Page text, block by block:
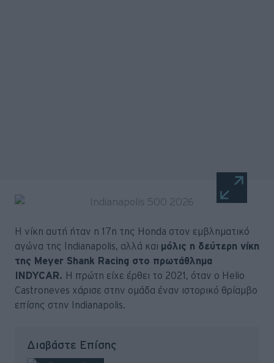
Η νίκη αυτή ήταν η 17η της Honda στον εμβληματικό
αγώνα της Indianapolis, αλλά και μόλις η δεύτερη νίκη
της Meyer Shank Racing στο πρωτάθλημα
INDYCAR. Η πρώτη είχε έρθει το 2021, όταν ο Helio
Castroneves χάρισε στην ομάδα έναν ιστορικό θρίαμβο
επίσης στην Indianapolis.
Διαβάστε Επίσης